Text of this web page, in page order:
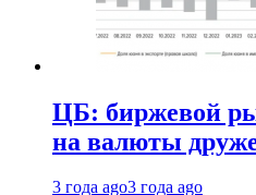
ЦБ: биржевой
на валюты
3 года ago3 года ago